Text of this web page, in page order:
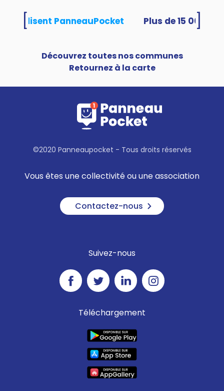
utilisent PanneauPocket
Découvrez toutes nos communes
Retournez à la carte
©2020 Panneaupocket - Tous droits réservés
Vous êtes une collectivité ou une association
Contactez-nous
Suivez-nous
Téléchargement